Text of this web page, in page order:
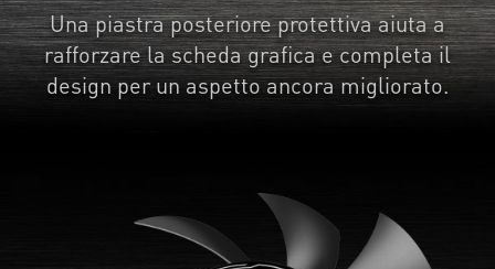
Una piastra posteriore protettiva aiuta a
rafforzare la scheda grafica e completa il
design per un aspetto ancora migliorato.